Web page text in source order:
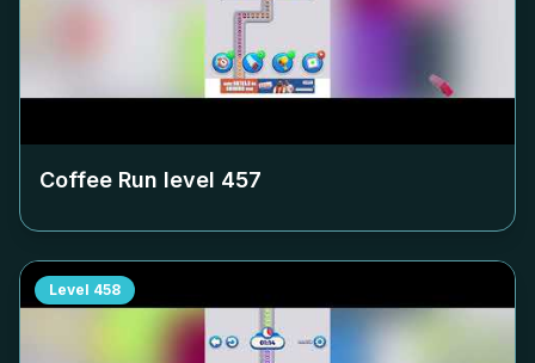
Coffee Run level 457
Level 458